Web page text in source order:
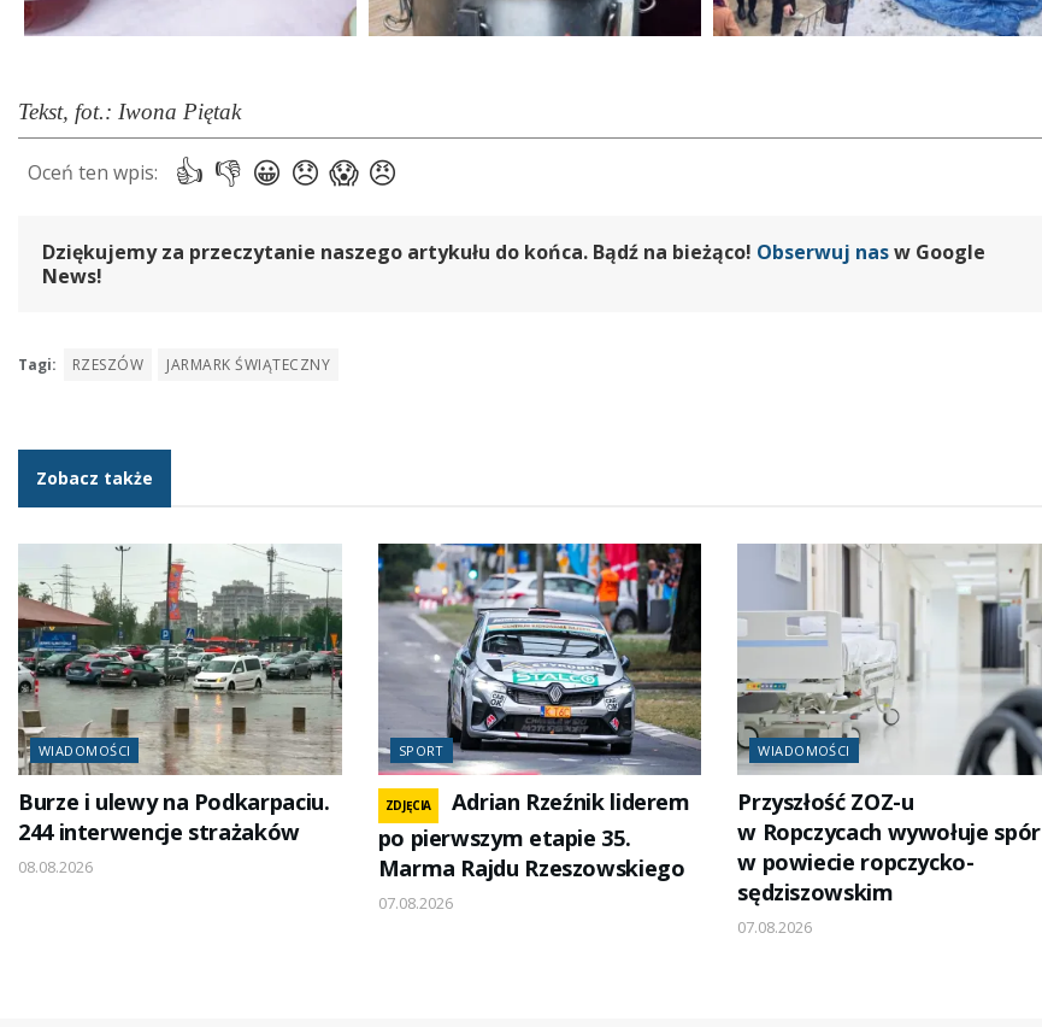
Tekst, fot.: Iwona Piętak
Dziękujemy za przeczytanie naszego artykułu do końca. Bądź na bieżąco! Obserwuj nasw Google
News!
Tagi: RZESZÓW JARMARK ŚWIĄTECZNY
Zobacz także
WIADOMOŚCI
Burze i ulewy na Podkarpaciu.
244 interwencje strażaków
08.08.2026
SPORT
ZDJĘCIA
Adrian Rzeźnik liderem
po pierwszym etapie 35.
Marma Rajdu Rzeszowskiego
07.08.2026
WIADOMOŚCI
Przyszłość ZOZ-u
w Ropczycach wywołuje spór
w powiecie ropczycko-
sędziszowskim
07.08.2026